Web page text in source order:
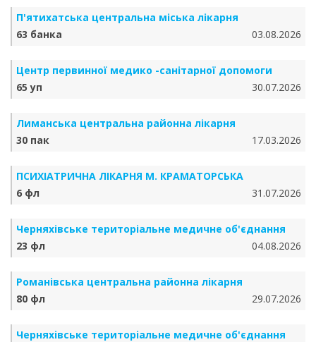
П'ятихатська центральна міська лікарня
63 банка
03.08.2026
Центр первинної медико -санітарної допомоги
65 уп
30.07.2026
Лиманська центральна районна лікарня
30 пак
17.03.2026
ПСИХІАТРИЧНА ЛІКАРНЯ М. КРАМАТОРСЬКА
6 фл
31.07.2026
Черняхівське територіальне медичне об'єднання
23 фл
04.08.2026
Романівська центральна районна лікарня
80 фл
29.07.2026
Черняхівське територіальне медичне об'єднання